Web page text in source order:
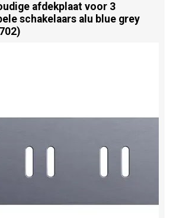
afdekplaat voor 3
schakelaars alu blue grey